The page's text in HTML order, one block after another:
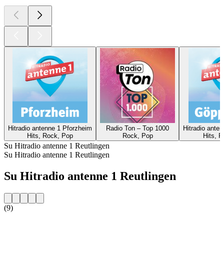
Hitradio antenne 1 Pforzheim
Hits, Rock, Pop
Radio Ton – Top 1000
Rock, Pop
Hitradio
Hits,
Su Hitradio antenne 1 Reutlingen
Su Hitradio antenne 1 Reutlingen
Su Hitradio antenne 1 Reutlingen
(9)